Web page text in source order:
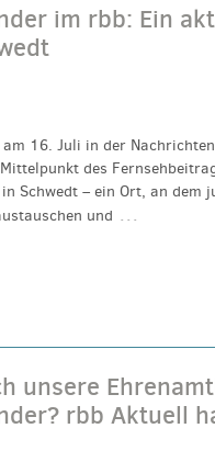
im rbb: Ein
am 16. Juli in der
des
Schwedt – ein Ort, an dem
und …
unsere
rbb Aktuell